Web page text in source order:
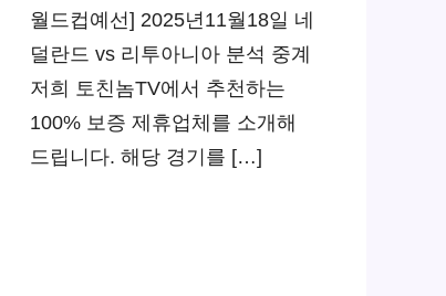
월드컵예선] 2025년11월18일 네
덜란드 vs 리투아니아 분석 중계
저희 토친놈TV에서 추천하는
100% 보증 제휴업체를 소개해
드립니다. 해당 경기를 […]